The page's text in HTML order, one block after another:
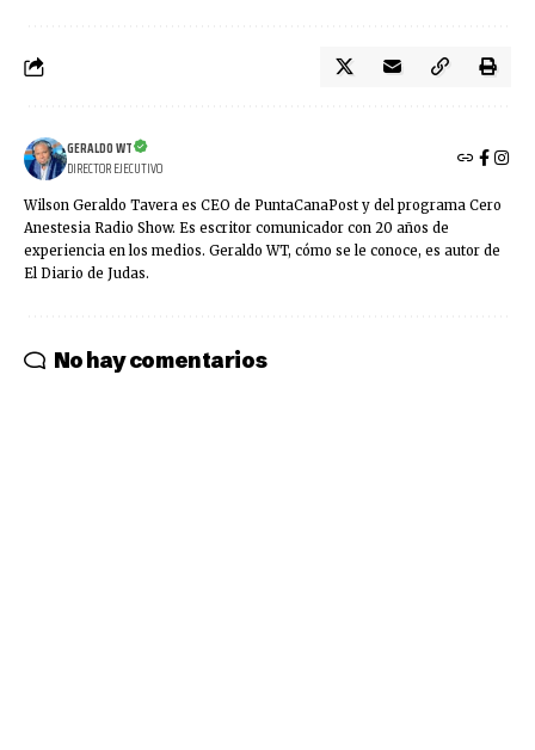
GERALDO WT
DIRECTOR EJECUTIVO
Wilson Geraldo Tavera es CEO de PuntaCanaPost y del programa Cero
Anestesia Radio Show. Es escritor comunicador con 20 años de
experiencia en los medios. Geraldo WT, cómo se le conoce, es autor de
El Diario de Judas.
No hay comentarios